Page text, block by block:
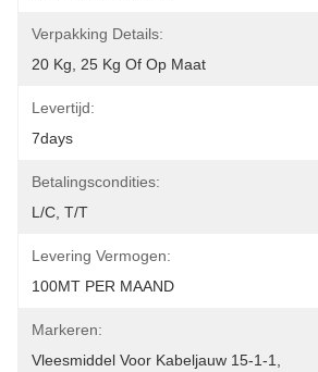
Verpakking Details:
20 Kg, 25 Kg Of Op Maat
Levertijd:
7days
Betalingscondities:
L/C, T/T
Levering Vermogen:
100MT PER MAAND
Markeren:
Vleesmiddel Voor Kabeljauw 15-1-1